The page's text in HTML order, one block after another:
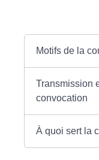
Motifs de la
Transmission
convocation
À quoi sert la